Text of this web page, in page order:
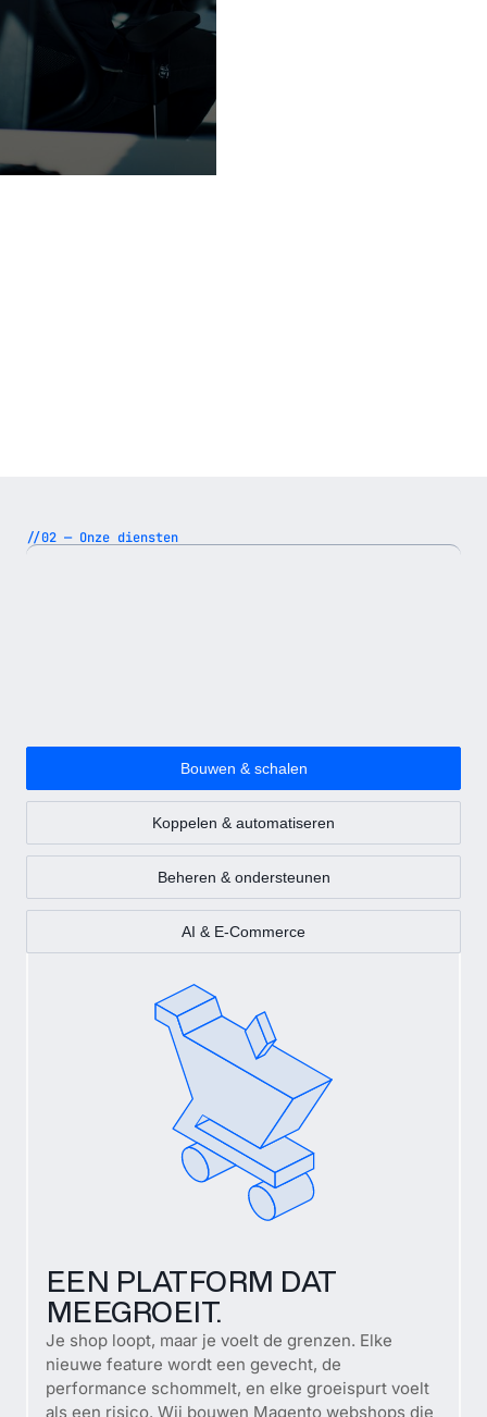
//02 — Onze diensten
Bouwen & schalen
Koppelen & automatiseren
Beheren & ondersteunen
AI & E-Commerce
EEN PLATFORM DAT
MEEGROEIT.
Je shop loopt, maar je voelt de grenzen. Elke
nieuwe feature wordt een gevecht, de
performance schommelt, en elke groeispurt voelt
als een risico. Wij bouwen Magento webshops die